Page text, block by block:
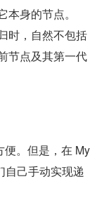
身的节点。
时，自然不包括
节点及其第一代
。但是，在 My
自己手动实现递